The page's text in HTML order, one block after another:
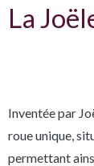
La
Inventée par
roue unique,
permettant